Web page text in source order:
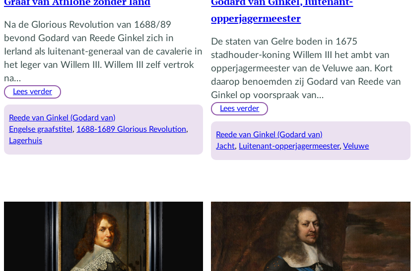
Na de Glorious Revolution van 1688/89
bevond Godard van Reede Ginkel zich in
Ierland als luitenant-generaal van de cavalerie in
het leger van Willem III. Willem III zelf vertrok
na…
Lees verder:
van
Athlone
Reede van Ginkel (Godard van)
Engelse graafstitel , 1688-1689 Glorious Revolution
Lagerhuis
opperjagermeester
De staten van Gelre boden in 1675
stadhouder-koning Willem III het ambt van
opperjagermeester van de Veluwe aan. Kort
daarop benoemden zij Godard van Reede van
Ginkel op voorspraak van…
Lees verder:
van
Ginkel,
Reede van Ginkel (Godard van)
Jacht, Luitenant-opperjagermeester, Veluwe